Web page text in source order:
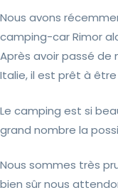
Nous avons
camping-car Rimor
Après avoir passé de
Italie, il est prêt à être
Le camping est si
grand nombre la
Nous sommes très
bien sûr nous